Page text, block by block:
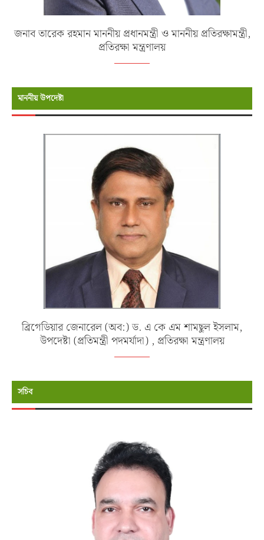
জনাব তারেক রহমান মাননীয় প্রধানমন্ত্রী ও মাননীয় প্রতিরক্ষামন্ত্রী,
প্রতিরক্ষা মন্ত্রণালয়
মাননীয় উপদেষ্টা
ব্রিগেডিয়ার জেনারেল (অব:) ড. এ কে এম শামছুল ইসলাম,
উপদেষ্টা (প্রতিমন্ত্রী পদমর্যাদা) , প্রতিরক্ষা মন্ত্রণালয়
সচিব